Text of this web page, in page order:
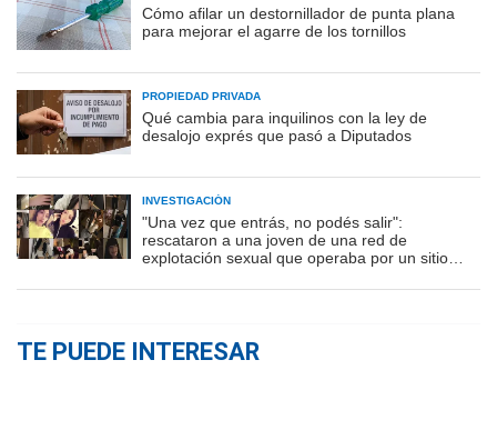
Cómo afilar un destornillador de punta plana
para mejorar el agarre de los tornillos
PROPIEDAD PRIVADA
Qué cambia para inquilinos con la ley de
desalojo exprés que pasó a Diputados
INVESTIGACIÓN
"Una vez que entrás, no podés salir":
rescataron a una joven de una red de
explotación sexual que operaba por un sitio
TE PUEDE INTERESAR